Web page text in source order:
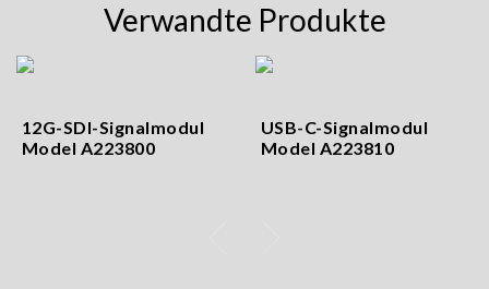
Verwandte Produkte
12G-SDI-Signalmodul
Model A223800
USB-C-Signalmodul
Model A223810